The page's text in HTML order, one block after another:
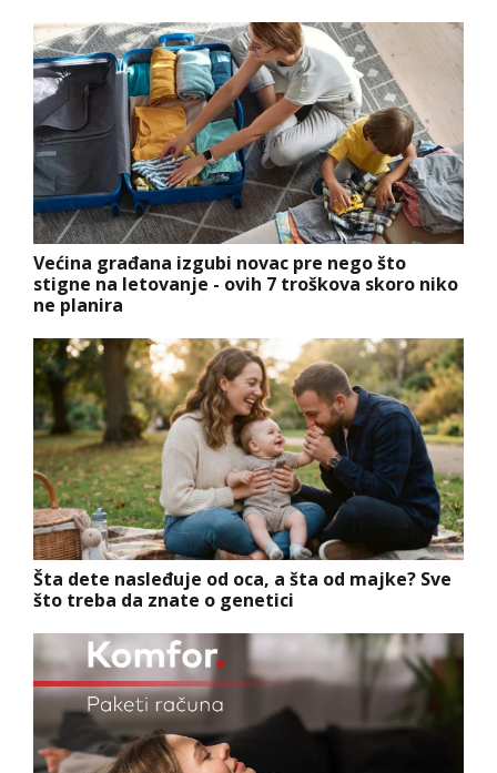
Većina građana izgubi novac pre nego što
stigne na letovanje - ovih 7 troškova skoro niko
ne planira
Šta dete nasleđuje od oca, a šta od majke? Sve
što treba da znate o genetici